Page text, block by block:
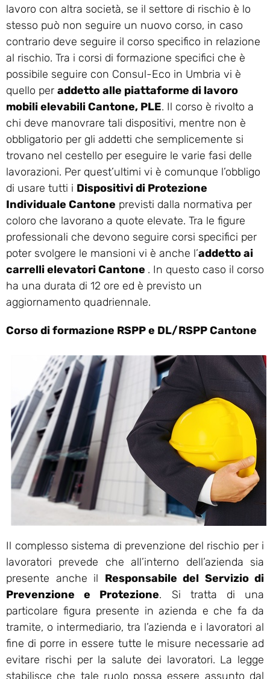
lavoro con altra società, se il settore di rischio è lo
stesso può non seguire un nuovo corso, in caso
contrario deve seguire il corso specifico in relazione
al rischio. Tra i corsi di formazione specifici che è
possibile seguire con Consul-Eco in Umbria vi è
quello per addetto alle piattaforme di lavoro
mobili elevabili Cantone, PLE. Il corso è rivolto a
chi deve manovrare tali dispositivi, mentre non è
obbligatorio per gli addetti che semplicemente si
trovano nel cestello per eseguire le varie fasi delle
lavorazioni. Per quest’ultimi vi è comunque l’obbligo
di usare tutti i Dispositivi di Protezione
Individuale Cantone previsti dalla normativa per
coloro che lavorano a quote elevate. Tra le figure
professionali che devono seguire corsi specifici per
poter svolgere le mansioni vi è anche l’addetto ai
carrelli elevatori Cantone . In questo caso il corso
ha una durata di 12 ore ed è previsto un
aggiornamento quadriennale.
Corso di formazione RSPP e DL/RSPP Cantone
Il complesso sistema di prevenzione del rischio per i
lavoratori prevede che all’interno dell’azienda sia
presente anche il Responsabile del Servizio di
Prevenzione e Protezione. Si tratta di una
particolare figura presente in azienda e che fa da
tramite, o intermediario, tra l’azienda e i lavoratori al
fine di porre in essere tutte le misure necessarie ad
evitare rischi per la salute dei lavoratori. La legge
stabilisce che tale ruolo possa essere assunto dal